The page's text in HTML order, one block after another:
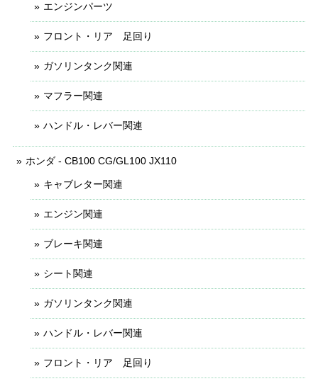
エンジンパーツ
フロント・リア 足回り
ガソリンタンク関連
マフラー関連
ハンドル・レバー関連
ホンダ - CB100 CG/GL100 JX110
キャブレター関連
エンジン関連
ブレーキ関連
シート関連
ガソリンタンク関連
ハンドル・レバー関連
フロント・リア 足回り